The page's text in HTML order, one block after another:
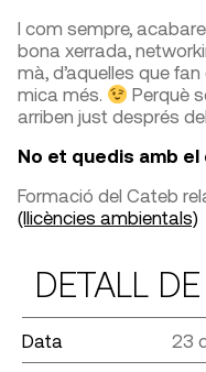
I com sempre,
bona xerrada,
mà, d’aquelles que
mica més.
Perquè
arriben just després del
No et quedis amb
Formació del Cateb
(llicències ambientals)
DETALL
Data 23